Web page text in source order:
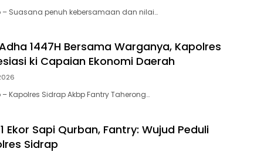
– Suasana penuh kebersamaan dan nilai…
1447H Bersama Warganya, Kapolres
ki Capaian Ekonomi Daerah
– Kapolres Sidrap Akbp Fantry Taherong…
Ekor Sapi Qurban, Fantry: Wujud Peduli
Sidrap